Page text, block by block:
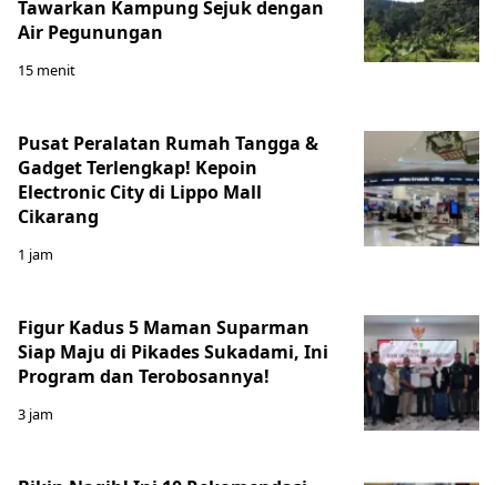
Tawarkan Kampung Sejuk dengan
Air Pegunungan
15 menit
Pusat Peralatan Rumah Tangga &
Gadget Terlengkap! Kepoin
Electronic City di Lippo Mall
Cikarang
1 jam
Figur Kadus 5 Maman Suparman
Siap Maju di Pikades Sukadami, Ini
Program dan Terobosannya!
3 jam